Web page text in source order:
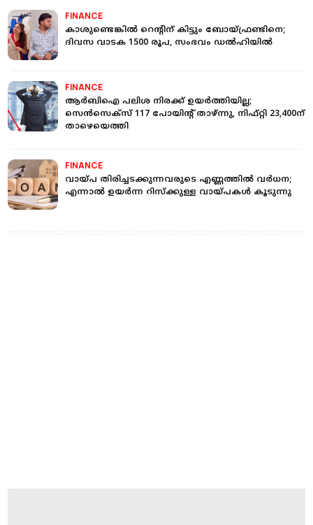
FINANCE
കാശുണ്ടെങ്കില്‍ റെന്റിന് കിട്ടും ബോയ്ഫ്രണ്ടിനെ;
ദിവസ വാടക 1500 രൂപ, സംഭവം ഡല്‍ഹിയില്‍
FINANCE
ആര്‍ബിഐ പലിശ നിരക്ക് ഉയര്‍ത്തിയില്ല;
സെന്‍സെക്‌സ് 117 പോയിന്റ് താഴ്ന്നു, നിഫ്റ്റി 23,400ന്
താഴെയെത്തി
FINANCE
വായ്പ തിരിച്ചടക്കുന്നവരുടെ എണ്ണത്തില്‍ വര്‍ധന;
എന്നാല്‍ ഉയര്‍ന്ന റിസ്‌ക്കുള്ള വായ്പകള്‍ കൂടുന്നു